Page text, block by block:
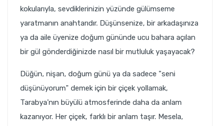
kokularıyla, sevdiklerinizin yüzünde gülümseme
yaratmanın anahtarıdır. Düşünsenize, bir arkadaşınıza
ya da aile üyenize doğum gününde ucu bahara açılan
bir gül gönderdiğinizde nasıl bir mutluluk yaşayacak?
Düğün, nişan, doğum günü ya da sadece "seni
düşünüyorum" demek için bir çiçek yollamak,
Tarabya'nın büyülü atmosferinde daha da anlam
kazanıyor. Her çiçek, farklı bir anlam taşır. Mesela,